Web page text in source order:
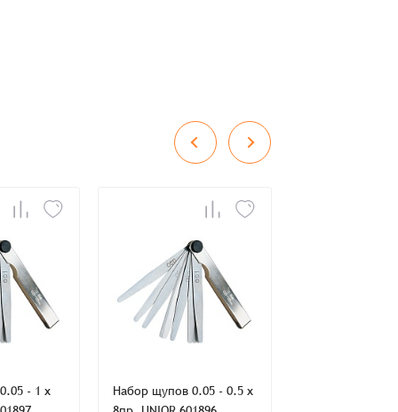
+ 0 ₸
+
- 1 x
Набор щупов 0.05 - 0.5 x